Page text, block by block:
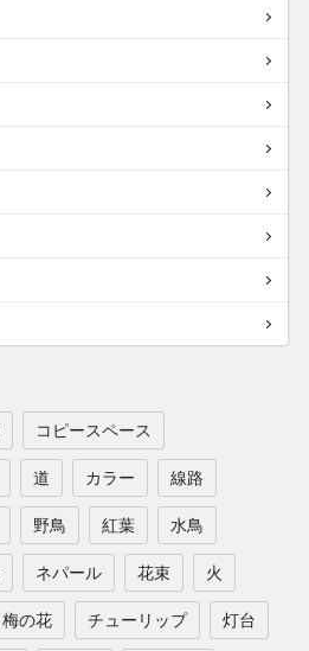
コピースペース
道 カラー 線路
野鳥 紅葉 水鳥
ネパール 花束 火
梅の花 チューリップ 灯台